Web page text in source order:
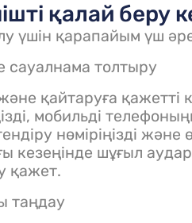
қалай беру
үшін қарапайым үш
сауалнама толтыру
қайтаруға қажетті
мобильді
нөміріңізді және
кезеңінде шұғыл
қажет.
таңдау